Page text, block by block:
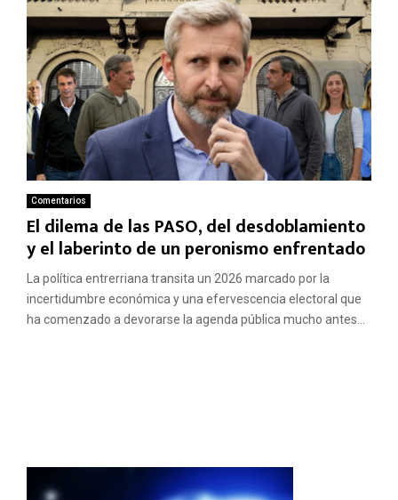
Comentarios
El dilema de las PASO, del desdoblamiento
y el laberinto de un peronismo enfrentado
La política entrerriana transita un 2026 marcado por la
incertidumbre económica y una efervescencia electoral que
ha comenzado a devorarse la agenda pública mucho antes...